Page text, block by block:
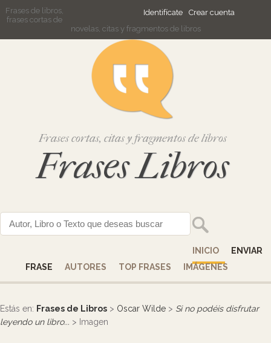
Identifícate Crear cuenta
Frases de libros,
frases cortas de
novelas, citas y fragmentos de libros
Frases cortas, citas y fragmentos de libros
Frases Libros
INICIO
ENVIAR
FRASE
AUTORES TOP FRASES IMÁGENES
Estás en: Frases de Libros > Oscar Wilde > Si no podéis disfrutar
leyendo un libro... > Imagen